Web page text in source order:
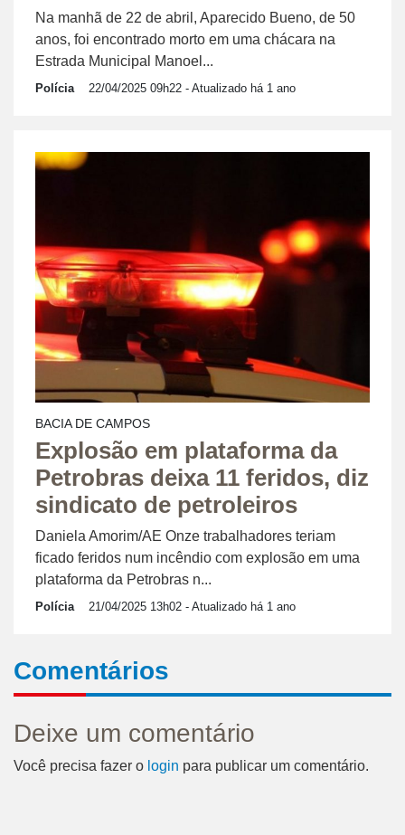
Na manhã de 22 de abril, Aparecido Bueno, de 50
anos, foi encontrado morto em uma chácara na
Estrada Municipal Manoel...
Polícia 22/04/2025 09h22 - Atualizado há 1 ano
BACIA DE CAMPOS
Explosão em plataforma da
Petrobras deixa 11 feridos, diz
sindicato de petroleiros
Daniela Amorim/AE Onze trabalhadores teriam
ficado feridos num incêndio com explosão em uma
plataforma da Petrobras n...
Polícia 21/04/2025 13h02 - Atualizado há 1 ano
Comentários
Deixe um comentário
Você precisa fazer o login para publicar um comentário.